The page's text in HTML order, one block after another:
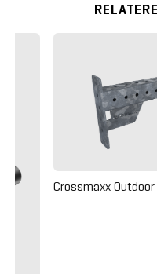
Crossmaxx